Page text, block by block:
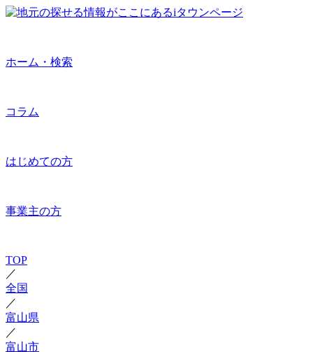
ホーム・検索
コラム
はじめての方
事業主の方
TOP
／
全国
／
富山県
／
富山市